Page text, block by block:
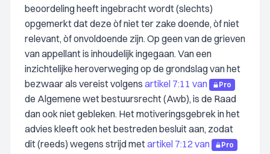
beoordeling heeft ingebracht wordt (slechts)
opgemerkt dat deze òf niet ter zake doende, òf niet
relevant, òf onvoldoende zijn. Op geen van de grieven
van appellant is inhoudelijk ingegaan. Van een
inzichtelijke heroverweging op de grondslag van het
bezwaar als vereist volgens artikel 7:11 van Pro
de Algemene wet bestuursrecht (Awb), is de Raad
dan ook niet gebleken. Het motiveringsgebrek in het
advies kleeft ook het bestreden besluit aan, zodat
dit (reeds) wegens strijd metartikel 7:12 van Pro